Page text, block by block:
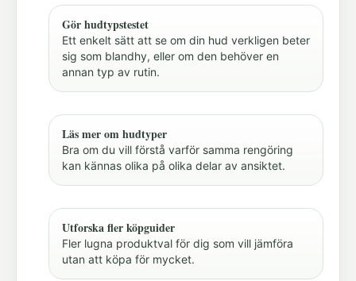
Gör hudtypstestet
Ett enkelt sätt att se om din hud verkligen beter
sig som blandhy, eller om den behöver en
annan typ av rutin.
Läs mer om hudtyper
Bra om du vill förstå varför samma rengöring
kan kännas olika på olika delar av ansiktet.
Utforska fler köpguider
Fler lugna produktval för dig som vill jämföra
utan att köpa för mycket.